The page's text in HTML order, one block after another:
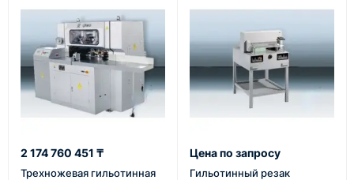
2 174 760 451 ₸
Трехножевая гильотинная
Цена по запросу
Гильотинный резак